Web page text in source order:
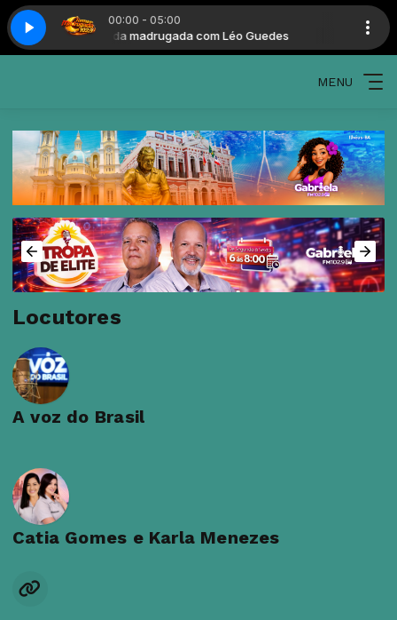
00:00 - 05:00
Turma da madrugada com Léo Guedes
MENU
Locutores
A voz do Brasil
Catia Gomes e Karla Menezes